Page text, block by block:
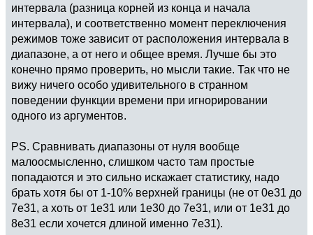
интервала (разница корней из конца и начала
интервала), и соответственно момент переключения
режимов тоже зависит от расположения интервала в
диапазоне, а от него и общее время. Лучше бы это
конечно прямо проверить, но мысли такие. Так что не
вижу ничего особо удивительного в странном
поведении функции времени при игнорировании
одного из аргументов.
PS. Сравнивать диапазоны от нуля вообще
малоосмысленно, слишком часто там простые
попадаются и это сильно искажает статистику, надо
брать хотя бы от 1-10% верхней границы (не от 0e31 до
7e31, а хоть от 1e31 или 1e30 до 7e31, или от 1e31 до
8e31 если хочется длиной именно 7e31).